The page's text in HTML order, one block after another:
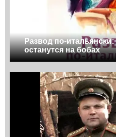
Развод по-
останутся на бобах